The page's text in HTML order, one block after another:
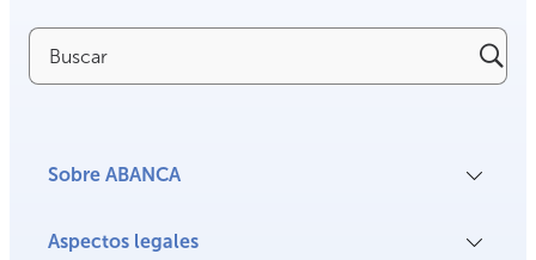
Buscar
Sobre ABANCA
Aspectos legales